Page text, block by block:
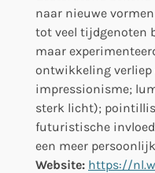
naar nieuwe
tot veel tijdgenoten
maar
ontwikkeling verliep
impressionisme;
sterk licht);
futuristische
een meer
Website: https://